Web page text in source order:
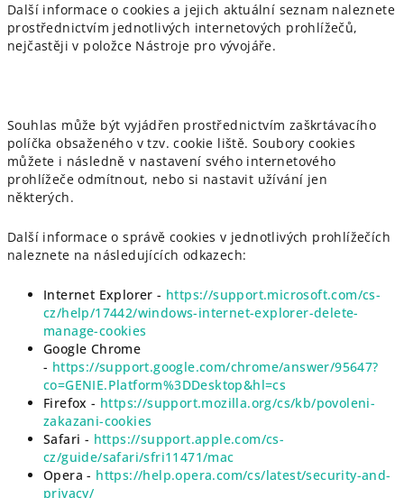
Další informace o cookies a jejich aktuální seznam naleznete
prostřednictvím jednotlivých internetových prohlížečů,
nejčastěji v položce Nástroje pro vývojáře.
Souhlas může být vyjádřen prostřednictvím zaškrtávacího
políčka obsaženého v tzv. cookie liště. Soubory cookies
můžete i následně v nastavení svého internetového
prohlížeče odmítnout, nebo si nastavit užívání jen
některých.
Další informace o správě cookies v jednotlivých prohlížečích
naleznete na následujících odkazech:
Internet Explorer - https://support.microsoft.com/cs-
cz/help/17442/windows-internet-explorer-delete-
manage-cookies
Google Chrome
- https://support.google.com/chrome/answer/95647?
co=GENIE.Platform%3DDesktop&hl=cs
Firefox - https://support.mozilla.org/cs/kb/povoleni-
zakazani-cookies
Safari - https://support.apple.com/cs-
cz/guide/safari/sfri11471/mac
Opera - https://help.opera.com/cs/latest/security-and-
privacy/